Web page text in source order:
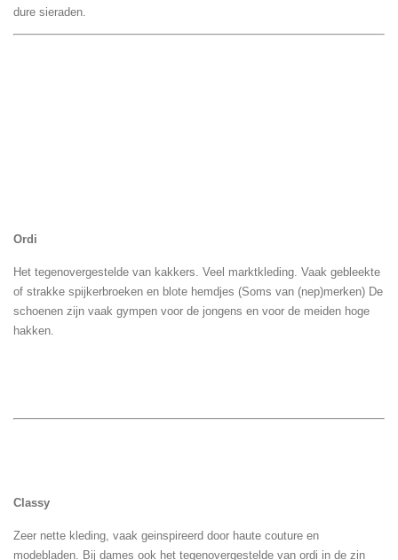
dure sieraden.
Ordi
Het tegenovergestelde van kakkers. Veel marktkleding. Vaak gebleekte
of strakke spijkerbroeken en blote hemdjes (Soms van (nep)merken) De
schoenen zijn vaak gympen voor de jongens en voor de meiden hoge
hakken.
Classy
Zeer nette kleding, vaak geinspireerd door haute couture en
modebladen. Bij dames ook het tegenovergestelde van ordi in de zin